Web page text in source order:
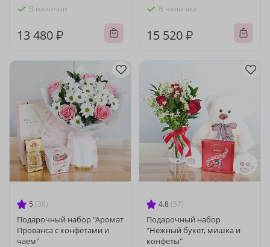
В наличии
13 480 ₽
В наличии
15 520 ₽
5 (38)
Подарочный набор "Аромат
Прованса с конфетами и
чаем"
4.8 (57)
Подарочный набор
"Нежный букет, мишка и
конфеты"